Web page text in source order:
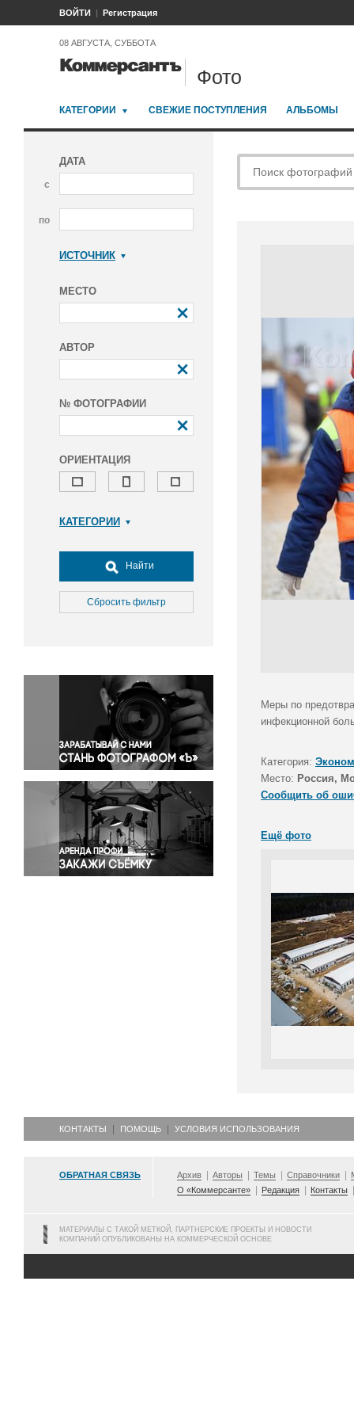
ВОЙТИ Регистрация
08 АВГУСТА, СУББОТА
Фото
КАТЕГОРИИ СВЕЖИЕ ПОСТУПЛЕНИЯ АЛЬБОМЫ
ДАТА
с
по
ИСТОЧНИК
МЕСТО
АВТОР
№ ФОТОГРАФИИ
ОРИЕНТАЦИЯ
КАТЕГОРИИ
Досуг, туризм и отдых
Культура
Медицина
Окружающая среда
Политика
Правосудие
Происшествия и конфликты
Религия
Светская жизнь
Спорт
Экология
Экономика и бизнес
Найти
Сбросить фильтр
Меры по
инфекционной
Категория:
Место: Россия,
Сообщить об
Ещё фото
КОНТАКТЫ ПОМОЩЬ УСЛОВИЯ ИСПОЛЬЗОВАНИЯ
ОБРАТНАЯ СВЯЗЬ Архив Авторы Темы Справочники
О «Коммерсанте»
Редакция Контакты
МАТЕРИАЛЫ С ТАКОЙ МЕТКОЙ, ПАРТНЕРСКИЕ ПРОЕКТЫ И НОВОСТИ
КОМПАНИЙ ОПУБЛИКОВАНЫ НА КОММЕРЧЕСКОЙ ОСНОВЕ